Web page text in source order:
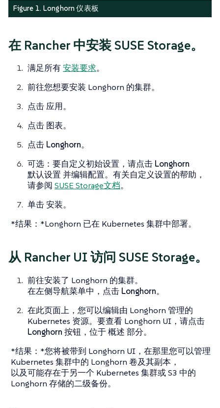
Figure 1. Longhorn 仪表板
在 Rancher 中安装 SUSE Storage。
满足所有安装要求。
前往您想要安装 Longhorn 的集群。
点击 应用。
点击 图表。
点击 Longhorn。
可选：要自定义初始设置，请点击 Longhorn
默认设置 并编辑配置。有关自定义设置的帮助，
请参阅 SUSE Storage文档。
单击安装。
*结果：*Longhorn 已在 Kubernetes 集群中部署。
从 Rancher UI 访问 SUSE Storage。
前往安装了 Longhorn 的集群。
在左侧导航菜单中，点击 Longhorn。
在此页面上，您可以编辑由 Longhorn 管理的
Kubernetes 资源。要查看 Longhorn UI，请点击
Longhorn 按钮，位于概述 部分。
*结果：*您将被带到 Longhorn UI，在那里您可以管理
Kubernetes 集群中的 Longhorn 卷及其副本，
以及可能存在于另一个 Kubernetes 集群或 S3 中的
Longhorn 存储的二级备份。